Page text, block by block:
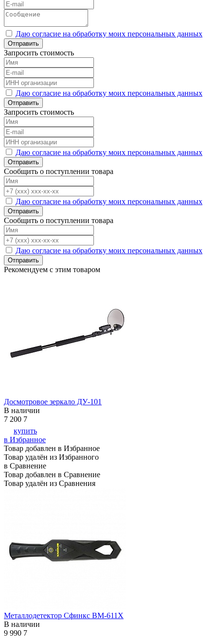
Даю согласие на обработку моих персональных данных
Отправить
Запросить стоимость
Даю согласие на обработку моих персональных данных
Отправить
Запросить стоимость
Даю согласие на обработку моих персональных данных
Отправить
Сообщить о поступлении товара
Даю согласие на обработку моих персональных данных
Отправить
Сообщить о поступлении товара
Даю согласие на обработку моих персональных данных
Отправить
Рекомендуем с этим товаром
Досмотровое зеркало ДУ-101
В наличии
7 200 7
купить
в Избранное
Товар добавлен в Избранное
Товар удалён из Избранного
в Сравнение
Товар добавлен в Сравнение
Товар удалён из Сравнения
Металлодетектор Сфинкс ВМ-611Х
В наличии
9 990 7